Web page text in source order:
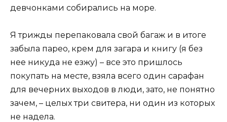
девчонками собирались на море.
Я трижды перепаковала свой багаж и в итоге
забыла парео, крем для загара и книгу (я без
нее никуда не езжу) – все это пришлось
покупать на месте, взяла всего один сарафан
для вечерних выходов в люди, зато, не понятно
зачем, – целых три свитера, ни один из которых
не надела.